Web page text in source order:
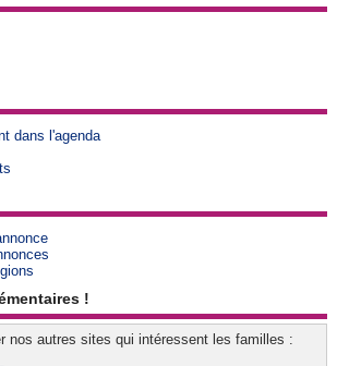
dans l'agenda
!
nos autres sites qui intéressent les familles :